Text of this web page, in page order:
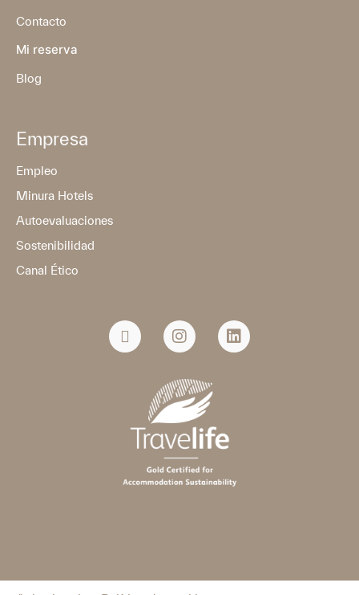
Contacto
Mi reserva
Blog
Empresa
Empleo
Minura Hotels
Autoevaluaciones
Sostenibilidad
Canal Ético